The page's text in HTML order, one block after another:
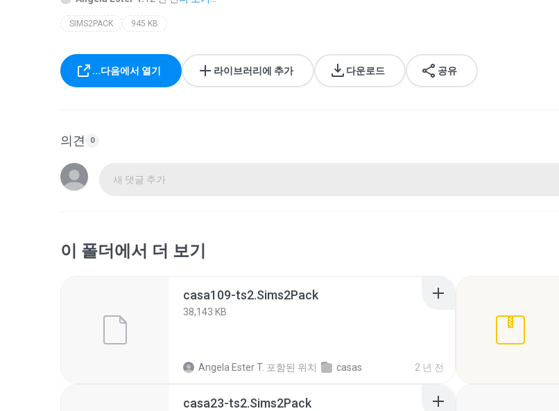
SIMS2PACK 945 KB
...다음에서 열기 라이브러리에 추가 다운로드 공유
의견 0
새 댓글 추가
이 폴더에서 더 보기
casa109-ts2.Sims2Pack
38,143 KB
Angela Ester T. 포함된 위치 casas 2 년 전
casa23-ts2.Sims2Pack